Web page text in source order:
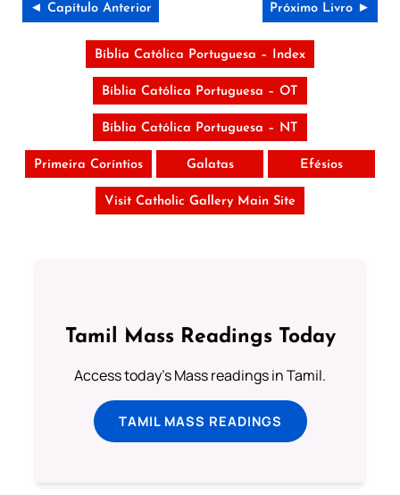
◄ Capítulo Anterior Próximo Livro ►
Bíblia Católica Portuguesa – Index
Bíblia Católica Portuguesa – OT
Bíblia Católica Portuguesa – NT
Primeira Coríntios Galatas Efésios
Visit Catholic Gallery Main Site
Tamil Mass Readings Today
Access today's Mass readings in Tamil.
TAMIL MASS READINGS